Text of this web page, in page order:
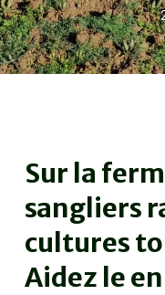
Sur la
sangliers
cultures
Aidez le